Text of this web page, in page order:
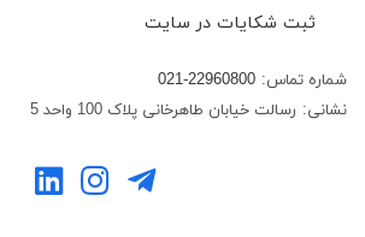
ثبت شکایات در سایت
شماره تماس: 021-22960800
نشانی: رسالت خیابان طاهرخانی پلاک 100 واحد 5